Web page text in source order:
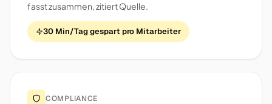
fasst zusammen, zitiert Quelle.
30 Min/Tag gespart pro Mitarbeiter
COMPLIANCE